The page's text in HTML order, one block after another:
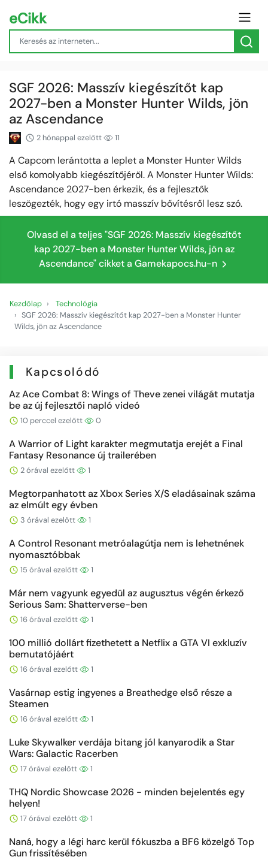
eCikk
SGF 2026: Masszív kiegészítőt kap
2027-ben a Monster Hunter Wilds, jön
az Ascendance
2 hónappal ezelőtt 11
A Capcom lerántotta a leplet a Monster Hunter Wilds
első komolyabb kiegészítőjéről. A Monster Hunter Wilds:
Ascendance 2027-ben érkezik, és a fejlesztők
leszögezték, hogy egy irtó masszív bővítésről lesz szó.
Olvasd el a teljes "SGF 2026: Masszív kiegészítőt
kap 2027-ben a Monster Hunter Wilds, jön az
Ascendance" cikket a Gamekapocs.hu-n
Kezdőlap
Technológia
SGF 2026: Masszív kiegészítőt kap 2027-ben a Monster Hunter
Wilds, jön az Ascendance
Kapcsolódó
Az Ace Combat 8: Wings of Theve zenei világát mutatja
be az új fejlesztői napló videó
10 perccel ezelőtt 0
A Warrior of Light karakter megmutatja erejét a Final
Fantasy Resonance új trailerében
2 órával ezelőtt 1
Megtorpanhatott az Xbox Series X/S eladásainak száma
az elmúlt egy évben
3 órával ezelőtt 1
A Control Resonant metróalagútja nem is lehetnének
nyomasztóbbak
15 órával ezelőtt 1
Már nem vagyunk egyedül az augusztus végén érkező
Serious Sam: Shatterverse-ben
16 órával ezelőtt 1
100 millió dollárt fizethetett a Netflix a GTA VI exkluzív
bemutatójáért
16 órával ezelőtt 1
Vasárnap estig ingyenes a Breathedge első része a
Steamen
16 órával ezelőtt 1
Luke Skywalker verdája bitang jól kanyarodik a Star
Wars: Galactic Racerben
17 órával ezelőtt 1
THQ Nordic Showcase 2026 - minden bejelentés egy
helyen!
17 órával ezelőtt 1
Naná, hogy a légi harc kerül fókuszba a BF6 közelgő Top
Gun frissítésében